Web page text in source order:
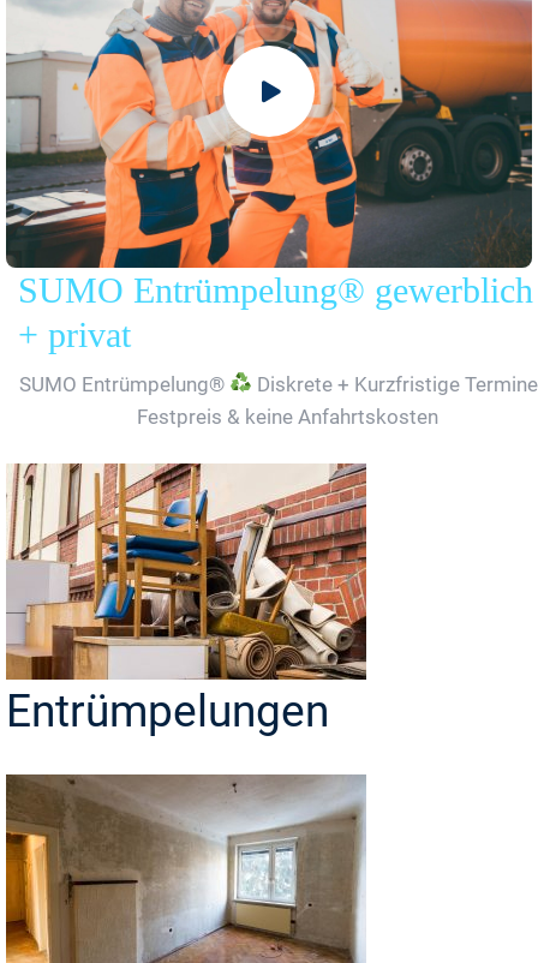
SUMO Entrümpelung® gewerblich
+ privat
SUMO Entrümpelung®
Diskrete + Kurzfristige
Festpreis & keine Anfahrtskosten
Entrümpelungen